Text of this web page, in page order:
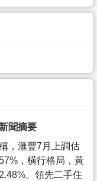
聞摘要
，滙豐7月上調估
，橫行格局，黃
。領先二手住